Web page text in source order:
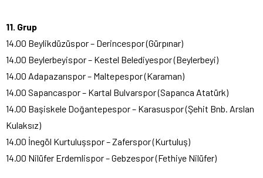
11. Grup
14.00 Beylikdüzüspor – Derincespor (Gürpınar)
14.00 Beylerbeyispor – Kestel Belediyespor (Beylerbeyi)
14.00 Adapazarıspor – Maltepespor (Karaman)
14.00 Sapancaspor – Kartal Bulvarspor (Sapanca Atatürk)
14.00 Başiskele Doğantepespor – Karasuspor (Şehit Bnb. Arslan
Kulaksız)
14.00 İnegöl Kurtuluşspor – Zaferspor (Kurtuluş)
14.00 Nilüfer Erdemlispor – Gebzespor (Fethiye Nilüfer)